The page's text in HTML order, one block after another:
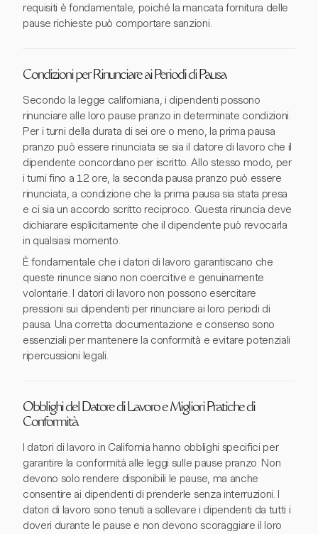
requisiti è fondamentale, poiché la mancata fornitura delle
pause richieste può comportare sanzioni.
Condizioni per Rinunciare ai Periodi di Pausa
Secondo la legge californiana, i dipendenti possono
rinunciare alle loro pause pranzo in determinate condizioni.
Per i turni della durata di sei ore o meno, la prima pausa
pranzo può essere rinunciata se sia il datore di lavoro che il
dipendente concordano per iscritto. Allo stesso modo, per
i turni fino a 12 ore, la seconda pausa pranzo può essere
rinunciata, a condizione che la prima pausa sia stata presa
e ci sia un accordo scritto reciproco. Questa rinuncia deve
dichiarare esplicitamente che il dipendente può revocarla
in qualsiasi momento.
È fondamentale che i datori di lavoro garantiscano che
queste rinunce siano non coercitive e genuinamente
volontarie. I datori di lavoro non possono esercitare
pressioni sui dipendenti per rinunciare ai loro periodi di
pausa. Una corretta documentazione e consenso sono
essenziali per mantenere la conformità e evitare potenziali
ripercussioni legali.
Obblighi del Datore di Lavoro e Migliori Pratiche di
Conformità
I datori di lavoro in California hanno obblighi specifici per
garantire la conformità alle leggi sulle pause pranzo. Non
devono solo rendere disponibili le pause, ma anche
consentire ai dipendenti di prenderle senza interruzioni. I
datori di lavoro sono tenuti a sollevare i dipendenti da tutti i
doveri durante le pause e non devono scoraggiare il loro